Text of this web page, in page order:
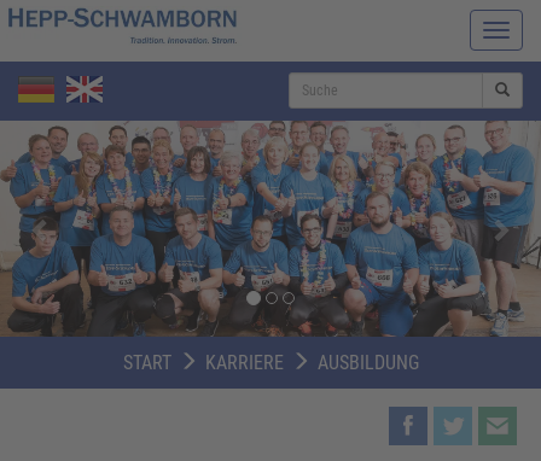
ein-/
Zurück
START KARRIERE AUSBILDUNG